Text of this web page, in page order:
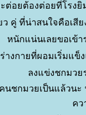
ต่อยต้องต่อยที่โร
ว คู่ ที่น่าสนใจคือเสี
หนักแน่นเลยขอเข้
งกายที่ผอมเริ่มแข็
ลงแข่งชกมวย
ชกมวยเป็นแล้วน
คว